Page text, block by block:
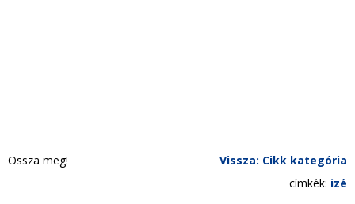
Ossza meg!
Vissza: Cikk kategória
címkék: izé